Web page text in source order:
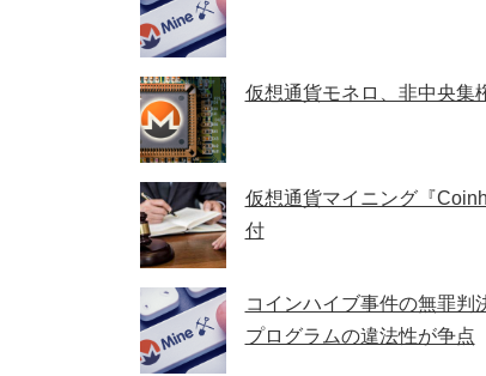
仮想通貨モネロ、非中央集
仮想通貨マイニング『
付
コインハイブ事件の無罪判
プログラムの違法性が争点